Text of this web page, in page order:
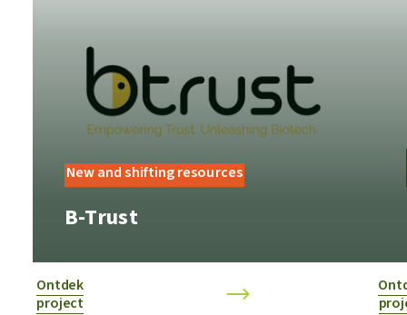
New and shifting resources
B-Trust
Ontdek
project